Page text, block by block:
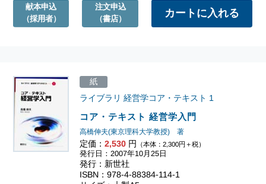
献本申込
（採用者）
注文申込
（書店）
コア・テキスト 経営学入門
ライブラリ 経営学コア・テキスト 1
高橋伸夫(東京理科大学教授) 著
定価：2,530 円 （本体：2,300円＋税）
紙
発行日：2007年10月25日
発行：新世社
ISBN：978-4-88384-114-1